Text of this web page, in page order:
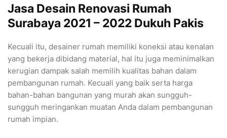
Jasa Desain Renovasi Rumah
Surabaya 2021 – 2022 Dukuh Pakis
Kecuali itu, desainer rumah memiliki koneksi atau kenalan
yang bekerja dibidang material, hal itu juga meminimalkan
kerugian dampak salah memilih kualitas bahan dalam
pembangunan rumah. Kecuali yang baik serta harga
bahan-bahan bangunan yang murah akan sungguh-
sungguh meringankan muatan Anda dalam pembangunan
rumah impian.